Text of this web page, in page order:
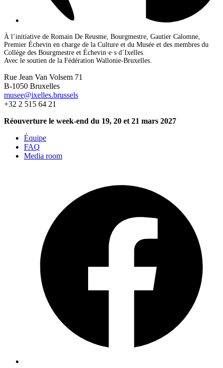
À l’initiative de Romain De Reusme, Bourgmestre, Gautier Calomne,
Premier Échevin en charge de la Culture et du Musée et des membres du
Collège des Bourgmestre et Échevin·e·s d’Ixelles.
Avec le soutien de la Fédération Wallonie-Bruxelles.
Rue Jean Van Volsem 71
B-1050 Bruxelles
musee@ixelles.brussels
+32 2 515 64 21
Réouverture le week-end du 19, 20 et 21 mars 2027
Équipe
FAQ
Media room